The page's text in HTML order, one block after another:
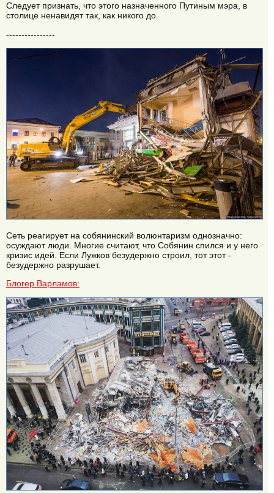
Следует признать, что этого назначенного Путиным мэра, в
столице ненавидят так, как никого до.
----------------
Сеть реагирует на собянинский волюнтаризм однозначно:
осуждают люди. Многие считают, что Собянин спился и у него
кризис идей. Если Лужков безудержно строил, тот этот -
безудержно разрушает.
Блогер Варламов: